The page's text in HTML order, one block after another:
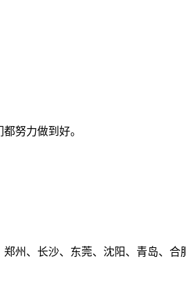
努力做到好。
州、长沙、东莞、沈阳、青岛、合